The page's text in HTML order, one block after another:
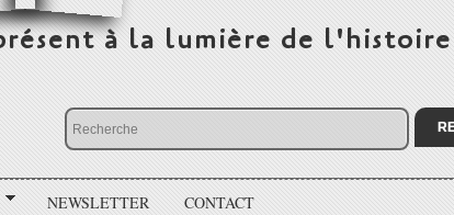
à la lumière de l'histoire
NEWSLETTER CONTACT